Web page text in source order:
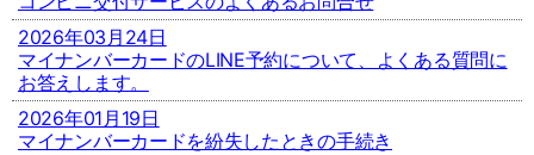
2026年03月24日
マイナンバーカードのLINE予約について、よくある質問に
お答えします。
2026年01月19日
マイナンバーカードを紛失したときの手続き